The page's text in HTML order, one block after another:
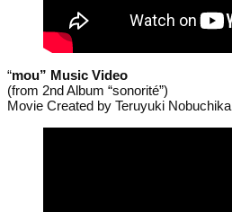
“mou” Music Video
(from 2nd Album “sonorité”)
Movie Created by Teruyuki Nobuchika